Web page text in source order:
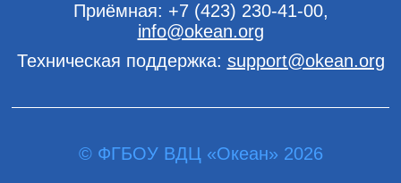
Приёмная: +7 (423) 230-41-00,
info@okean.org
Техническая поддержка: support@okean.org
© ФГБОУ ВДЦ «Океан» 2026